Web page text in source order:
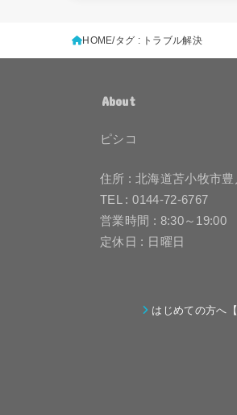
HOME タグ : トラブル解決
About
ピシコ
住所 : 北海道苫小牧市
TEL : 0144-72-6767
営業時間 : 8:30～19:00
定休日 : 日曜日
はじめての方へ